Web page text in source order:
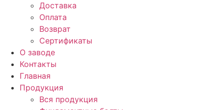
Доставка
Оплата
Возврат
Сертификаты
О заводе
Контакты
Главная
Продукция
Вся продукция